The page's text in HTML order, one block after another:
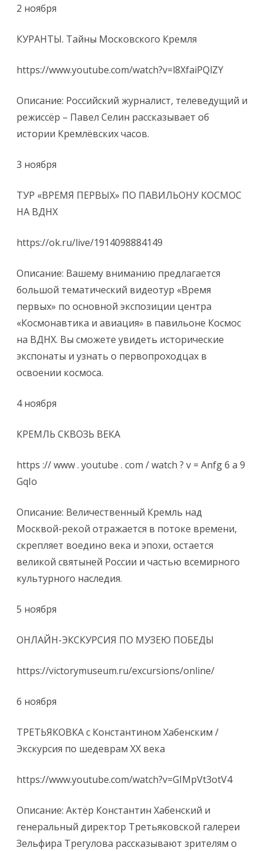
2 ноября
КУРАНТЫ. Тайны Московского Кремля
https://www.youtube.com/watch?v=l8XfaiPQlZY
Описание: Российский журналист, телеведущий и
режиссёр – Павел Селин рассказывает об
истории Кремлёвских часов.
3 ноября
ТУР «ВРЕМЯ ПЕРВЫХ» ПО ПАВИЛЬОНУ КОСМОС
НА ВДНХ
https://ok.ru/live/1914098884149
Описание: Вашему вниманию предлагается
большой тематический видеотур «Время
первых» по основной экспозиции центра
«Космонавтика и авиация» в павильоне Космос
на ВДНХ. Вы сможете увидеть исторические
экспонаты и узнать о первопроходцах в
освоении космоса.
4 ноября
КРЕМЛЬ СКВОЗЬ ВЕКА
https :// www . youtube . com / watch ? v = Anfg 6 a 9
GqIo
Описание: Величественный Кремль над
Москвой-рекой отражается в потоке времени,
скрепляет воедино века и эпохи, остается
великой святыней России и частью всемирного
культурного наследия.
5 ноября
ОНЛАЙН-ЭКСКУРСИЯ ПО МУЗЕЮ ПОБЕДЫ
https://victorymuseum.ru/excursions/online/
6 ноября
ТРЕТЬЯКОВКА с Константином Хабенским /
Экскурсия по шедеврам ХХ века
https://www.youtube.com/watch?v=GIMpVt3otV4
Описание: Актёр Константин Хабенский и
генеральный директор Третьяковской галереи
Зельфира Трегулова рассказывают зрителям о